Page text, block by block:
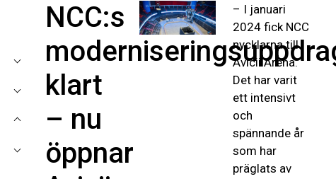
NCC:s
klart
– nu
öppnar
– I januari
2024 fick NCC
nycklarna till
Avicii Arena.
Det har varit
ett intensivt
och
spännande år
som har
präglats av